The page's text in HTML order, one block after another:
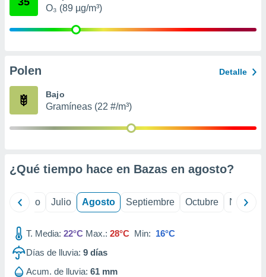
publicidad
de
1199
O₃ (89 µg/m³)
Polen Detalle
Bajo
Gramíneas (22 #/m³)
¿Qué tiempo hace en Bazas en agosto?
Junio Julio Agosto Septiembre Octubre
T. Media: 22°C Max.: 28°C Min: 16°C
Días de lluvia: 9 días
Acum. de lluvia: 61 mm